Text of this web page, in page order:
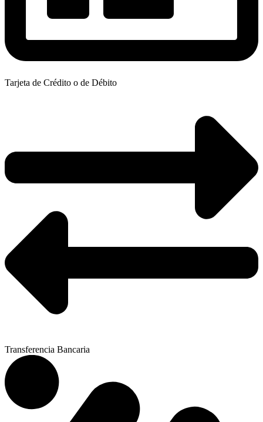
Tarjeta de Crédito o de Débito
Transferencia Bancaria